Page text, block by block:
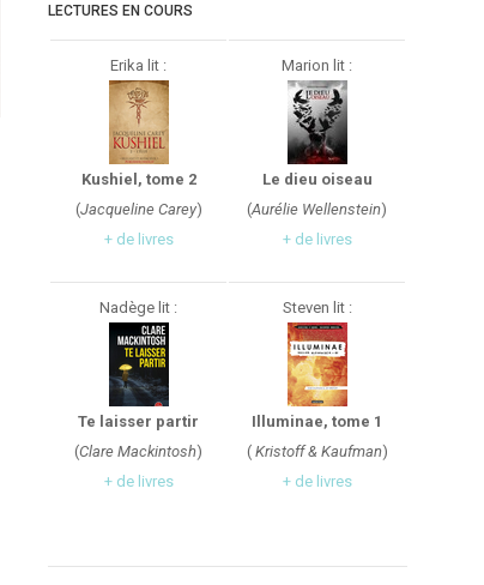
LECTURES EN COURS
Erika lit :
Kushiel, tome 2
(Jacqueline Carey)
+ de livres
Marion lit :
Le dieu oiseau
(Aurélie Wellenstein)
+ de livres
Nadège lit :
Te laisser partir
(Clare Mackintosh)
+ de livres
Steven lit :
Illuminae, tome 1
(Kristoff & Kaufman)
+ de livres